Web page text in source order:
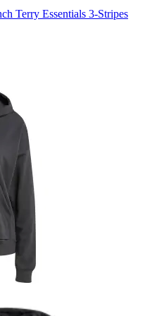
Terry Essentials 3-Stripes